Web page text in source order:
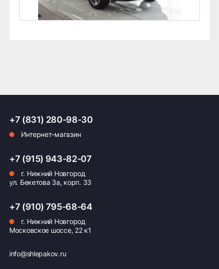
+7 (831) 280-98-30
Интернет-магазин
+7 (915) 943-82-07
г. Нижний Новгород
ул. Бекетова 3а, корп. 33
+7 (910) 795-68-64
г. Нижний Новгород
Московское шоссе, 22 к1
info@shlepakov.ru